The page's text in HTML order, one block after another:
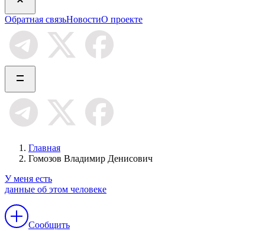
Обратная связьНовостиО проекте
Главная
Гомозов Владимир Денисович
У меня есть
данные об этом человеке
Сообщить